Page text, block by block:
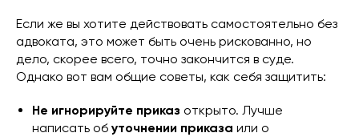
Если же вы хотите действовать самостоятельно без
адвоката, это может быть очень рискованно, но
дело, скорее всего, точно закончится в суде.
Однако вот вам общие советы, как себя защитить:
Не игнорируйте приказ открыто. Лучше
написать об уточнении приказа или о